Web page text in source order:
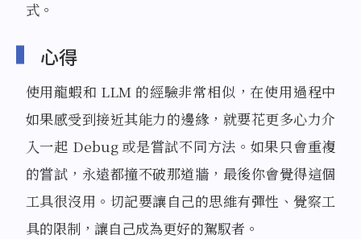
式。
心得
使用龍蝦和 LLM 的經驗非常相似，在使用過程中
如果感受到接近其能力的邊緣，就要花更多心力介
入一起 Debug 或是嘗試不同方法。如果只會重複
的嘗試，永遠都撞不破那道牆，最後你會覺得這個
工具很沒用。切記要讓自己的思維有彈性、覺察工
具的限制，讓自己成為更好的駕馭者。